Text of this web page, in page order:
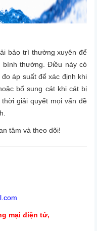
bảo trì thường xuyên để
bình thường. Điều này có
áp suất để xác định khi
bổ sung cát khi cát bị
giải quyết mọi vấn đề
tâm và theo dõi!
mại điện tử,